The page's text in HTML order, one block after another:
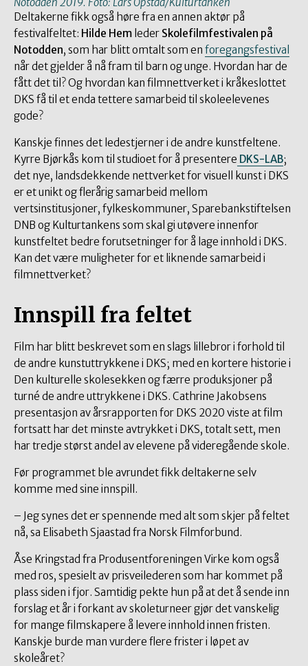
Notodden 2019. Foto: Lars Opstad/Kulturtanken
Deltakerne fikk også høre fra en annen aktør på
festivalfeltet: Hilde Hem leder Skolefilmfestivalen på
Notodden, som har blitt omtalt som en foregangsfestival
når det gjelder å nå fram til barn og unge. Hvordan har de
fått det til? Og hvordan kan filmnettverket i kråkeslottet
DKS få til et enda tettere samarbeid til skoleelevenes
gode?
Kanskje finnes det ledestjerner i de andre kunstfeltene.
Kyrre Bjørkås kom til studioet for å presentere DKS-LAB;
det nye, landsdekkende nettverket for visuell kunst i DKS
er et unikt og flerårig samarbeid mellom
vertsinstitusjoner, fylkeskommuner, Sparebankstiftelsen
DNB og Kulturtankens som skal gi utøvere innenfor
kunstfeltet bedre forutsetninger for å lage innhold i DKS.
Kan det være muligheter for et liknende samarbeid i
filmnettverket?
Innspill fra feltet
Film har blitt beskrevet som en slags lillebror i forhold til
de andre kunstuttrykkene i DKS; med en kortere historie i
Den kulturelle skolesekken og færre produksjoner på
turné de andre uttrykkene i DKS. Cathrine Jakobsens
presentasjon av årsrapporten for DKS 2020 viste at film
fortsatt har det minste avtrykket i DKS, totalt sett, men
har tredje størst andel av elevene på videregående skole.
Før programmet ble avrundet fikk deltakerne selv
komme med sine innspill.
– Jeg synes det er spennende med alt som skjer på feltet
nå, sa Elisabeth Sjaastad fra Norsk Filmforbund.
Åse Kringstad fra Produsentforeningen Virke kom også
med ros, spesielt av prisveilederen som har kommet på
plass siden i fjor. Samtidig pekte hun på at det å sende inn
forslag et år i forkant av skoleturneer gjør det vanskelig
for mange filmskapere å levere innhold innen fristen.
Kanskje burde man vurdere flere frister i løpet av
skoleåret?